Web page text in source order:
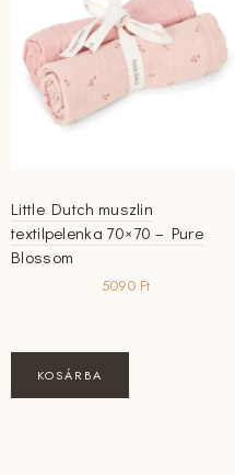
Little Dutch muszlin
textilpelenka 70×70 – Pure
Blossom
5090 Ft
KOSÁRBA